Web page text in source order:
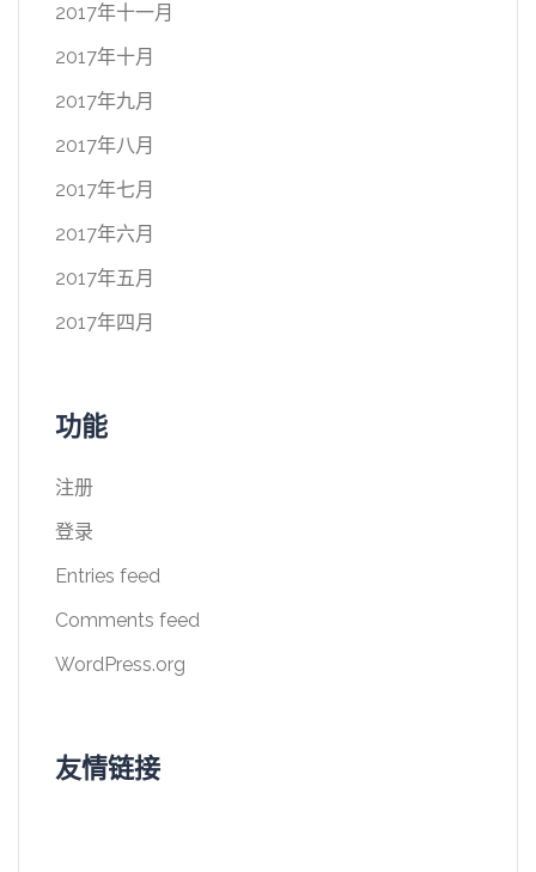
2017年十一月
2017年十月
2017年九月
2017年八月
2017年七月
2017年六月
2017年五月
2017年四月
功能
注册
登录
Entries feed
Comments feed
WordPress.org
友情链接